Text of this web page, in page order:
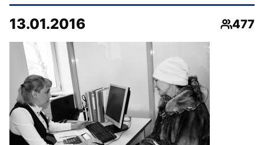
13.01.2016
477